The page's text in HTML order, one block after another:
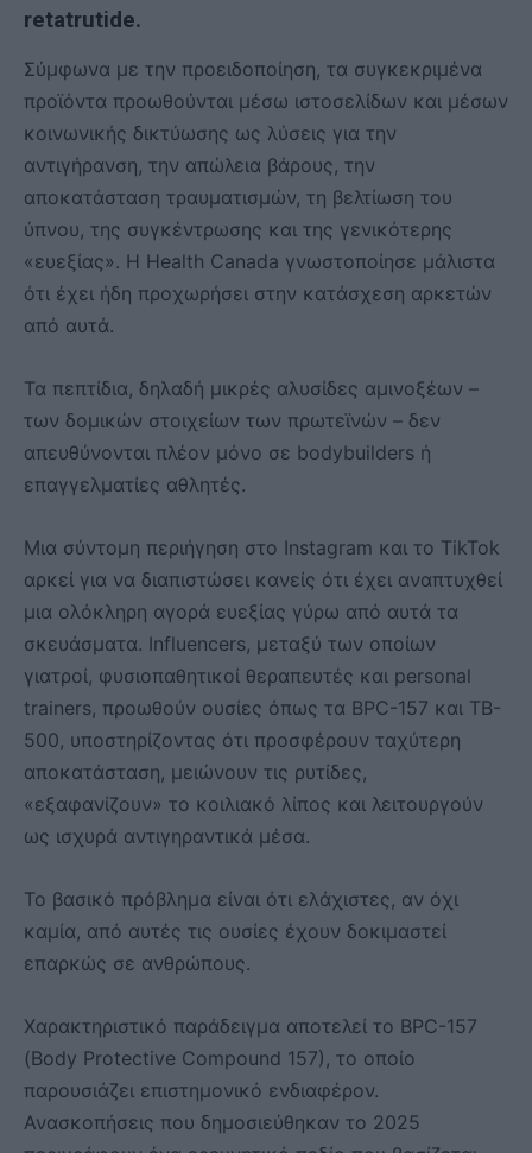
retatrutide.
Σύμφωνα με την προειδοποίηση, τα συγκεκριμένα
προϊόντα προωθούνται μέσω ιστοσελίδων και μέσων
κοινωνικής δικτύωσης ως λύσεις για την
αντιγήρανση, την απώλεια βάρους, την
αποκατάσταση τραυματισμών, τη βελτίωση του
ύπνου, της συγκέντρωσης και της γενικότερης
«ευεξίας». Η Health Canada γνωστοποίησε μάλιστα
ότι έχει ήδη προχωρήσει στην κατάσχεση αρκετών
από αυτά.
Τα πεπτίδια, δηλαδή μικρές αλυσίδες αμινοξέων –
των δομικών στοιχείων των πρωτεϊνών – δεν
απευθύνονται πλέον μόνο σε bodybuilders ή
επαγγελματίες αθλητές.
Μια σύντομη περιήγηση στο Instagram και το TikTok
αρκεί για να διαπιστώσει κανείς ότι έχει αναπτυχθεί
μια ολόκληρη αγορά ευεξίας γύρω από αυτά τα
σκευάσματα. Influencers, μεταξύ των οποίων
γιατροί, φυσιοπαθητικοί θεραπευτές και personal
trainers, προωθούν ουσίες όπως τα BPC-157 και TB-
500, υποστηρίζοντας ότι προσφέρουν ταχύτερη
αποκατάσταση, μειώνουν τις ρυτίδες,
«εξαφανίζουν» το κοιλιακό λίπος και λειτουργούν
ως ισχυρά αντιγηραντικά μέσα.
Το βασικό πρόβλημα είναι ότι ελάχιστες, αν όχι
καμία, από αυτές τις ουσίες έχουν δοκιμαστεί
επαρκώς σε ανθρώπους.
Χαρακτηριστικό παράδειγμα αποτελεί το BPC-157
(Body Protective Compound 157), το οποίο
παρουσιάζει επιστημονικό ενδιαφέρον.
Ανασκοπήσεις που δημοσιεύθηκαν το 2025